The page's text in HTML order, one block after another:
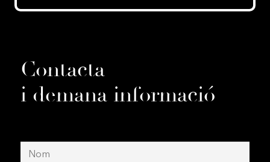
Contacta
i demana informació